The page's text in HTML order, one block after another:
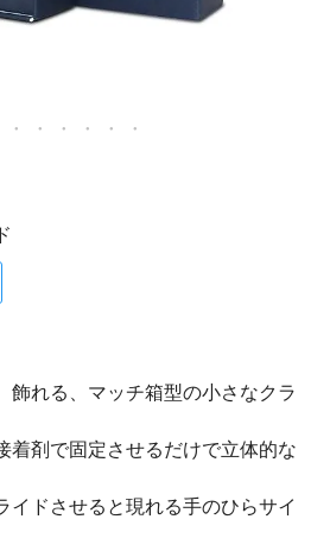
飾れる、マッチ箱型の小さなクラ
着剤で固定させるだけで立体的な
イドさせると現れる手のひらサイ